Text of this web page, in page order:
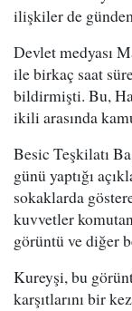
ilişkiler de
Devlet medyası
ile birkaç saat
bildirmişti. Bu,
ikili arasında
Besic Teşkilatı
günü yaptığı
sokaklarda
kuvvetler
görüntü ve diğer
Kureyşi, bu
karşıtlarını bir